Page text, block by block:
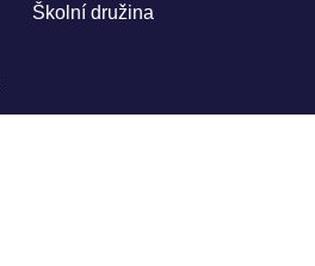
Školní družina